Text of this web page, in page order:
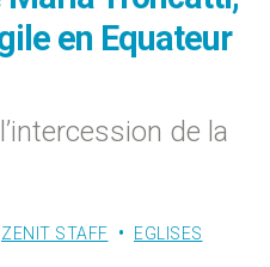
en Equateur
de la
ZENIT STAFF
EGLISES